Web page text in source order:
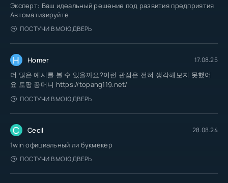
Эксперт: Ваш идеальный решение под развития предприятия
Автоматизируйте
ПОСТУЧИ В МОЮ ДВЕРЬ
H Homer 17.08.25
더 많은 예시를 볼 수 있을까요?이런 관점은 전혀 생각해보지 못했어
요 토팡 꽁머니 https://topang119.net/
ПОСТУЧИ В МОЮ ДВЕРЬ
C Cecil 28.08.24
1win официальный ли букмекер
ПОСТУЧИ В МОЮ ДВЕРЬ